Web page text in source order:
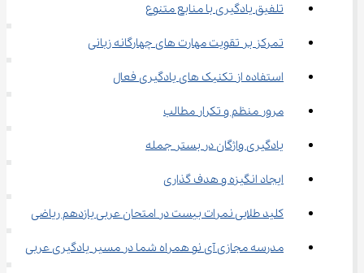
تلفیق یادگیری با منابع متنوع
تمرکز بر تقویت مهارت ‌های چهارگانه زبانی
استفاده از تکنیک ‌های یادگیری فعال
مرور منظم و تکرار مطالب
یادگیری واژگان در بستر جمله
ایجاد انگیزه و هدف ‌گذاری
کلید طلایی نمرات بیست در امتحان عربی یازدهم ریاضی
مدرسه مجازی آی نو همراه شما در مسیر یادگیری عربی